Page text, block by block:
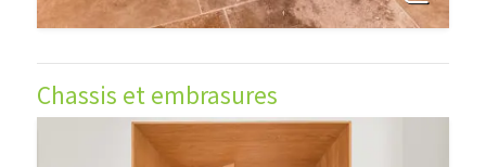
Chassis et embrasures